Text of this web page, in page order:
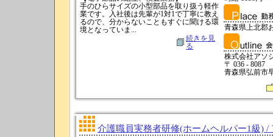
手のひらサイズの小型部品を取り扱う軽作
業です。入社後は先輩が1対1で丁寧に教え
るので、分からないこともすぐに聞ける環
境となっていま...
続きを見
る
青森県上北郡
株式会社アソ
〒 036 - 8087
青森県弘前市
介護職員実務者研修(ホームヘルパー1級) /